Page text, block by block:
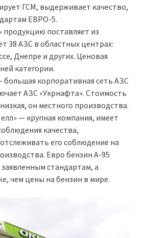
ГСМ, выдерживает качество,
ЕВРО-5.
поставляет из
38 АЗС в областных центрах:
Днепре и других. Ценовая
категории.
большая корпоративная сеть АЗС
АЗС «Укрнафта». Стоимость
он местного производства.
— крупная компания, имеет
качества,
его соблюдение на
Евро бензин А-95
стандартам, а
чем цены на бензин в мире.